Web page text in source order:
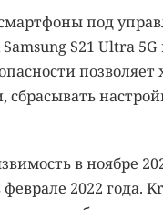
под
S21 Ultra
в ноябре
2022 года.